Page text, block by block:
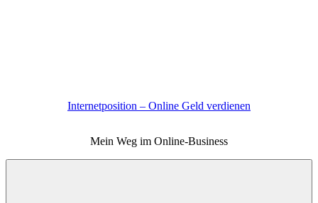
Internetposition – Online Geld verdienen
Mein Weg im Online-Business